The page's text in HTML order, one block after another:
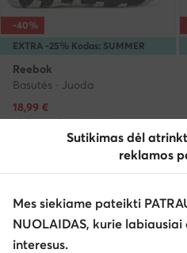
EXTRA -25% Kodas: SUMMER
-40%
Reebok
Basutės · Juoda
Dabartinė kaina
18,99 €
Mažiausia kaina31,99 €
Sutikimas dėl
reklamos
Mes siekiame pateikti
NUOLAIDAS, kurie
interesus.